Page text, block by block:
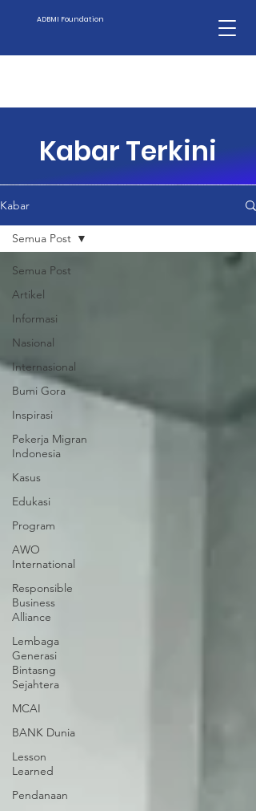
ADBMI Foundation
Kabar Terkini
Kabar
Semua Post
Artikel
Informasi
Nasional
Internasional
Bumi Gora
Inspirasi
Pekerja Migran
Indonesia
Kasus
Edukasi
Program
AWO
International
Responsible
Business
Alliance
Lembaga
Generasi
Bintasng
Sejahtera
MCAI
BANK Dunia
Lesson
Learned
Pendanaan
Semua Post